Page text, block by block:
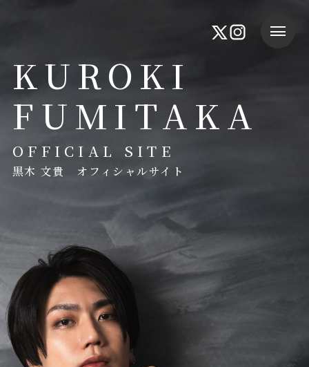
KUROKI
FUMITAKA
OFFICIAL SITE
黒木 文貴 オフィシャルサイト